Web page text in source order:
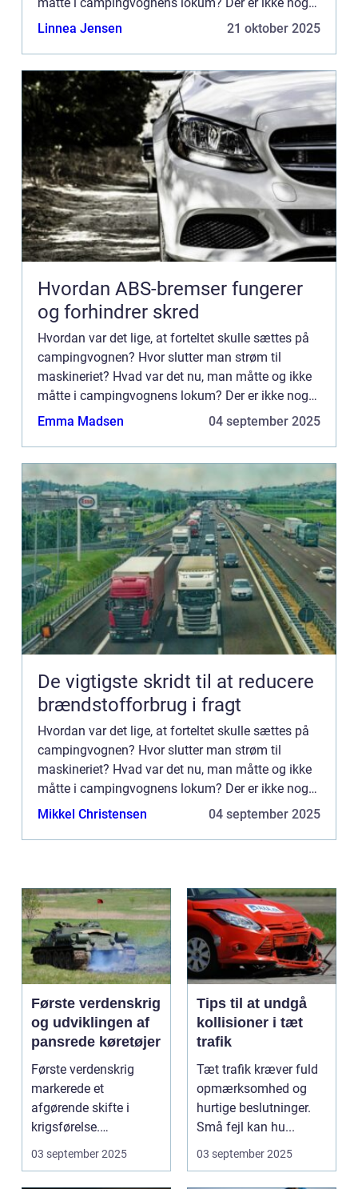
værre, end hvis man som campist skal stå i
Linnea Jensen 21 oktober 2025
Hvordan ABS-bremser fungerer
og forhindrer skred
Hvordan var det lige, at forteltet skulle sættes på
campingvognen? Hvor slutter man strøm til
maskineriet? Hvad var det nu, man måtte og ikke
måtte i campingvognens lokum? Der er ikke noget
værre, end hvis man som campist skal stå i
Emma Madsen 04 september 2025
De vigtigste skridt til at reducere
brændstofforbrug i fragt
Hvordan var det lige, at forteltet skulle sættes på
campingvognen? Hvor slutter man strøm til
maskineriet? Hvad var det nu, man måtte og ikke
måtte i campingvognens lokum? Der er ikke noget
værre, end hvis man som campist skal stå i
Mikkel Christensen 04 september 2025
Første verdenskrig
og udviklingen af
pansrede køretøjer
Første verdenskrig
markerede et
afgørende skifte i
krigsførelse.
Industrialiser...
03 september 2025
Tips til at undgå
kollisioner i tæt
trafik
Tæt trafik kræver fuld
opmærksomhed og
hurtige beslutninger.
Små fejl kan hu...
03 september 2025